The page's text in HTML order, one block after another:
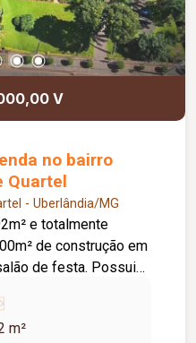
V
no bairro
Quartel
- Uberlândia/MG
e totalmente
festa. Possui
sala de estar, sala
m²